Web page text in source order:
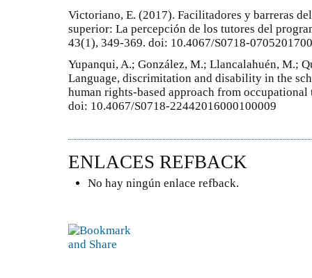
Victoriano, E. (2017). Facilitadores y barreras
superior: La percepción de los tutores del
43(1), 349-369. doi: 10.4067/S0718-
Yupanqui, A.; González, M.; Llancalahuén, M.;
Language, discrimitation and disability in the
human rights-based approach from
doi: 10.4067/S0718-22442016000100009
ENLACES REFBACK
No hay ningún enlace refback.